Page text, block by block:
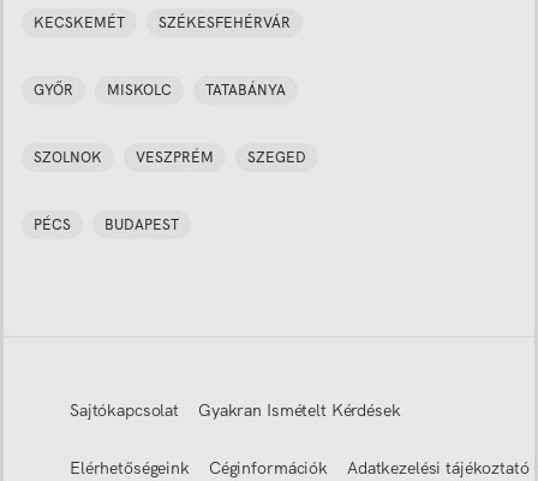
KECSKEMÉT SZÉKESFEHÉRVÁR
GYŐR MISKOLC TATABÁNYA
SZOLNOK VESZPRÉM SZEGED
PÉCS BUDAPEST
Sajtókapcsolat Gyakran Ismételt Kérdések
Elérhetőségeink Céginformációk Adatkezelési tájékoztató